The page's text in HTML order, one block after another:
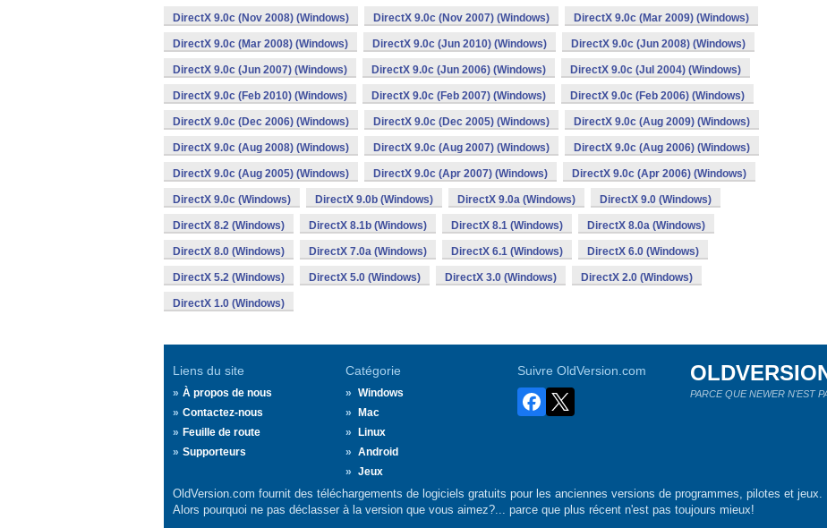
DirectX 9.0c (Nov 2008) (Windows) DirectX 9.0c (Nov 2007) (Windows) DirectX 9.0c (Mar 2009) (Windows)
DirectX 9.0c (Mar 2008) (Windows) DirectX 9.0c (Jun 2010) (Windows) DirectX 9.0c (Jun 2008) (Windows)
DirectX 9.0c (Jun 2007) (Windows) DirectX 9.0c (Jun 2006) (Windows) DirectX 9.0c (Jul 2004) (Windows)
DirectX 9.0c (Feb 2010) (Windows) DirectX 9.0c (Feb 2007) (Windows) DirectX 9.0c (Feb 2006) (Windows)
DirectX 9.0c (Dec 2006) (Windows) DirectX 9.0c (Dec 2005) (Windows) DirectX 9.0c (Aug 2009) (Windows)
DirectX 9.0c (Aug 2008) (Windows) DirectX 9.0c (Aug 2007) (Windows) DirectX 9.0c (Aug 2006) (Windows)
DirectX 9.0c (Aug 2005) (Windows) DirectX 9.0c (Apr 2007) (Windows) DirectX 9.0c (Apr 2006) (Windows)
DirectX 9.0c (Windows) DirectX 9.0b (Windows) DirectX 9.0a (Windows) DirectX 9.0 (Windows)
DirectX 8.2 (Windows) DirectX 8.1b (Windows) DirectX 8.1 (Windows) DirectX 8.0a (Windows)
DirectX 8.0 (Windows) DirectX 7.0a (Windows) DirectX 6.1 (Windows) DirectX 6.0 (Windows)
DirectX 5.2 (Windows) DirectX 5.0 (Windows) DirectX 3.0 (Windows) DirectX 2.0 (Windows)
DirectX 1.0 (Windows)
Liens du site
À propos de nous
Contactez-nous
Feuille de route
Supporteurs
Catégorie
Windows
Mac
Linux
Android
Jeux
Suivre OldVersion.com
PARCE QUE NEWER N'EST
OldVersion.com fournit des téléchargements de logiciels gratuits pour les anciennes versions de programmes, pilotes et jeux.
Alors pourquoi ne pas déclasser à la version que vous aimez?... parce que plus récent n'est pas toujours mieux!